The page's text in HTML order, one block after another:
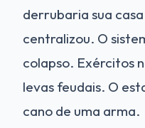
derrubaria sua
centralizou. O
colapso. Exércitos
levas feudais. O
cano de uma arma.